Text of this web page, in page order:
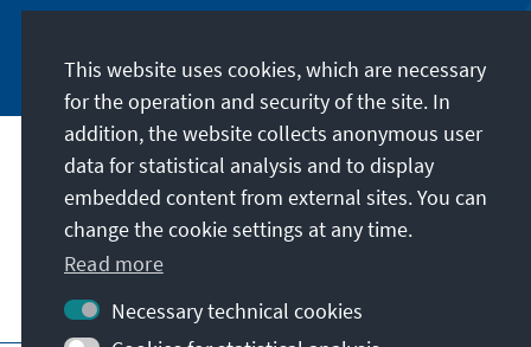
Address
Contact
Visit also
This website uses cookies, which are necessary
for the operation and security of the site. In
addition, the website collects anonymous user
data for statistical analysis and to display
embedded content from external sites. You can
change the cookie settings at any time.
Read more
Necessary technical cookies